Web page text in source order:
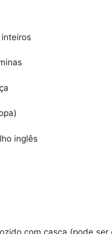
inglês
com casca (pode ser